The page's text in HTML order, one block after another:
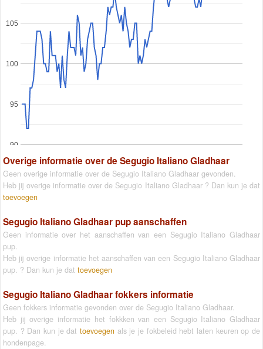
90
95
100
105
Overige informatie over de Segugio Italiano Gladhaar
Geen overige informatie over de Segugio Italiano Gladhaar gevonden.
Heb jij overige informatie over de Segugio Italiano Gladhaar ? Dan kun je dat
toevoegen
Segugio Italiano Gladhaar pup aanschaffen
Geen informatie over het aanschaffen van een Segugio Italiano Gladhaar
pup.
Heb jij overige informatie het aanschaffen van een Segugio Italiano Gladhaar
pup. ? Dan kun je dat toevoegen
Segugio Italiano Gladhaar fokkers informatie
Geen fokkers informatie gevonden over de Segugio Italiano Gladhaar.
Heb jij overige informatie het fokkken van een Segugio Italiano Gladhaar
pup. ? Dan kun je dat toevoegen als je je fokbeleid hebt laten keuren op de
hondenpage.